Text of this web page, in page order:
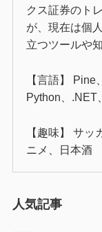
クス証券のト
が、現在は個
立つツールや
【言語】
Python、.NET
【趣味】 サ
ニメ、日本酒
人気記事